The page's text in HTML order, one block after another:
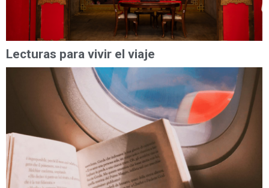
Lecturas para vivir el viaje